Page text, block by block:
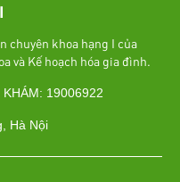
chuyên khoa hạng I của
và Kế hoạch hóa gia đình.
19006922
Hà Nội